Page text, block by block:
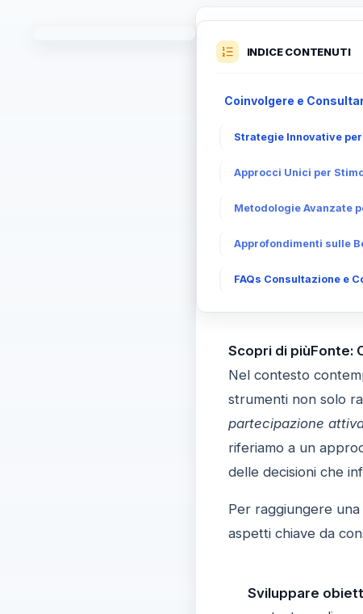
INDICE CONTENUTI
Coinvolgere e
Strategie Innovative
Approcci Unici per
Metodologie Avanzate
Approfondimenti sulle
FAQs Consultazione e
Scopri di piùFonte:
Nel contesto
strumenti non solo
partecipazione
riferiamo a un
delle decisioni che
Per raggiungere una
aspetti chiave da
Sviluppare